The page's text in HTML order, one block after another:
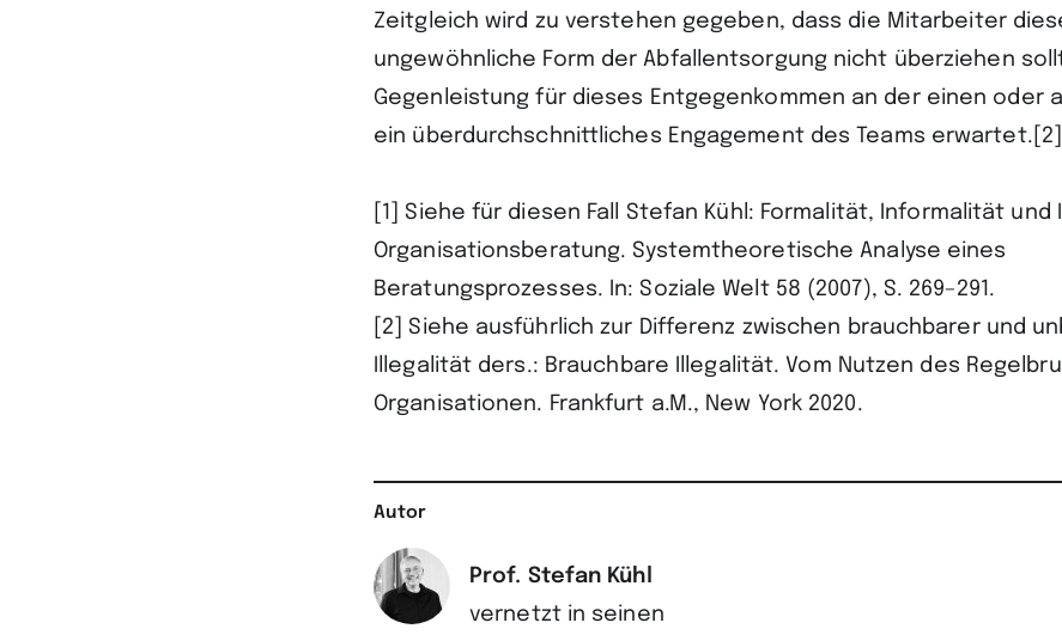
Zeitgleich wird zu verstehen gegeben, dass die Mitarbeiter
ungewöhnliche Form der Abfallentsorgung nicht überziehen
Gegenleistung für dieses Entgegenkommen an der einen oder
ein überdurchschnittliches Engagement des Teams erwartet.[2]
[1] Siehe für diesen Fall Stefan Kühl: Formalität, Informalität
Organisationsberatung. Systemtheoretische Analyse eines
Beratungsprozesses. In: Soziale Welt 58 (2007), S. 269–291.
[2] Siehe ausführlich zur Differenz zwischen brauchbarer und
Illegalität ders.: Brauchbare Illegalität. Vom Nutzen des
Organisationen. Frankfurt a.M., New York 2020.
Autor
Prof. Stefan Kühl
vernetzt in seinen